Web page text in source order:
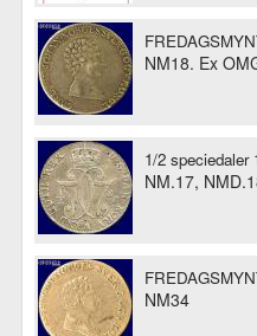
NM18. Ex
1/2 speciedaler
NM.17,
NM34